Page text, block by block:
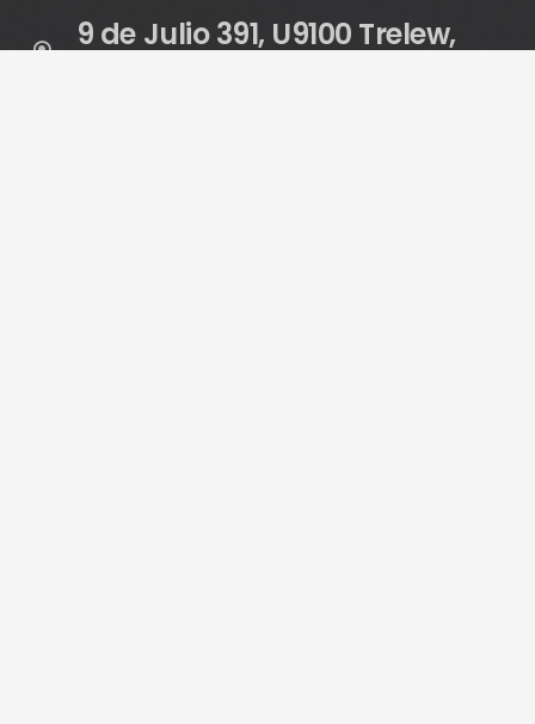
9 de Julio 391, U9100 Trelew,